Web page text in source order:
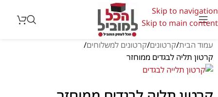
Skip to navigation
Skip to main content
עמוד הבית קרטונים קרטונים למשלוחים
קרטון תליה לבגדים ממוחזר